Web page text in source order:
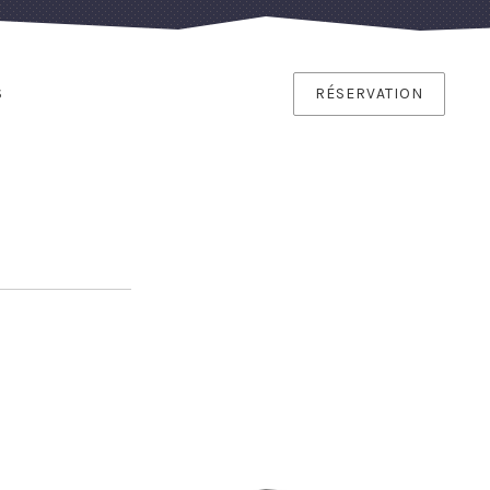
RÉSERVATION